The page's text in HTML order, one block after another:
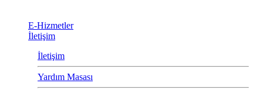
E-Hizmetler
İletişim
İletişim
Yardım Masası